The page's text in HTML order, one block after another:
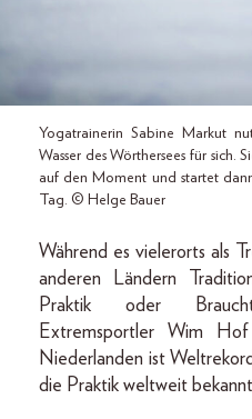
Yogatrainerin Sabine Markut
Wasser des Wörthersees für sich.
auf den Moment und startet
Tag. © Helge Bauer
Während es vielerorts als
anderen Ländern
Praktik oder
Extremsportler Wim
Niederlanden ist
die Praktik weltweit